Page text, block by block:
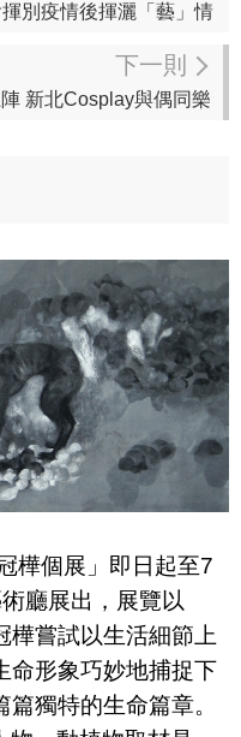
別疫情後揮灑「藝」情
下一則
新北Cosplay與偶同樂
樺個展」即日起至7
廳展出，展覽以
樺嘗試以生活細節上
命形象巧妙地捕捉下
獨特的生命篇章。